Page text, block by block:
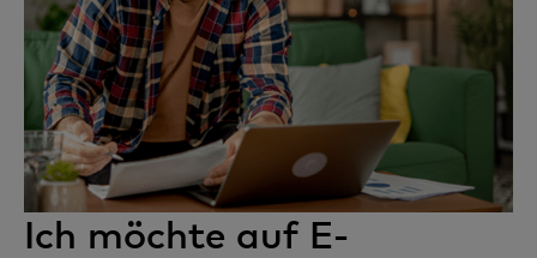
Ich möchte auf E-